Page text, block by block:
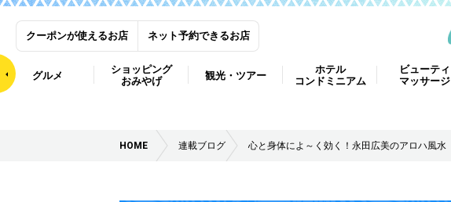
クーポンが使えるお店 ネット予約できるお店
グルメ
ショッピング
おみやげ
観光・ツアー
ホテル
コンドミニアム
ビューティ
マッサージ
HOME 連載ブログ 心と身体によ～く効く！永田広美のアロハ風水